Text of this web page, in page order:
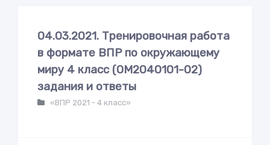
04.03.2021. Тренировочная работа
в формате ВПР по окружающему
миру 4 класс (ОМ2040101-02)
задания и ответы
«ВПР 2021 - 4 класс»